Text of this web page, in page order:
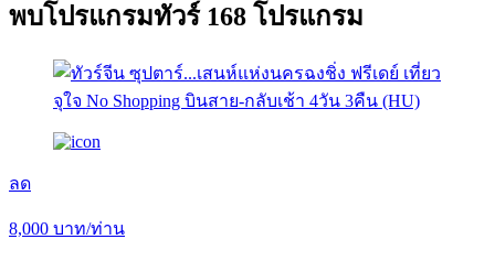
พบโปรแกรมทัวร์ 168 โปรแกรม
ลด
8,000 บาท/ท่าน